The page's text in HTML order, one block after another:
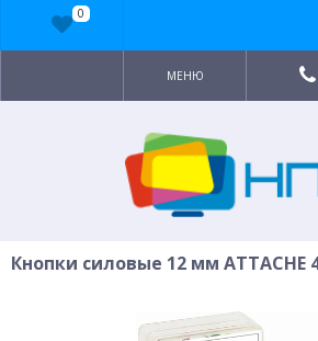
МЕНЮ
Кнопки силовые 12 мм ATTACHE
0